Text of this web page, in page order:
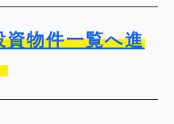
資物件一覧へ進